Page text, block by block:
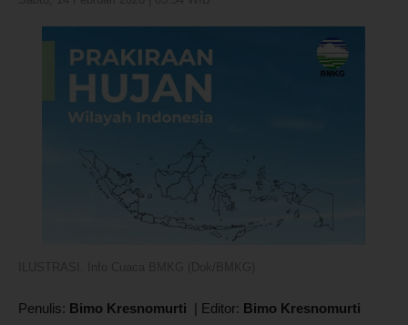
Penulis: Bimo Kresnomurti | Editor: Bimo Kresnomurti